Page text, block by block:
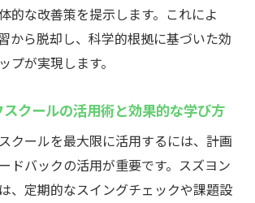
的な改善策を提示します。これによ
から脱却し、科学的根拠に基づいた効
プが実現します。
クールの活用術と効果的な学び方
クールを最大限に活用するには、計画
ドバックの活用が重要です。スズヨン
、定期的なスイングチェックや課題設